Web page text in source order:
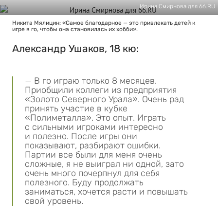
Ирина Смирнова для 66.RU
Никита Мялицин: «Самое благодарное — это привлекать детей к
игре в го, чтобы она становилась их хобби».
Александр Ушаков, 18 кю:
— В го играю только 8 месяцев.
Приобщили коллеги из предприятия
«Золото Северного Урала». Очень рад
принять участие в кубке
«Полиметалла». Это опыт. Играть
с сильными игроками интересно
и полезно. После игры они
показывают, разбирают ошибки.
Партии все были для меня очень
сложные, я не выиграл ни одной, зато
очень много почерпнул для себя
полезного. Буду продолжать
заниматься, хочется расти и повышать
свой уровень.